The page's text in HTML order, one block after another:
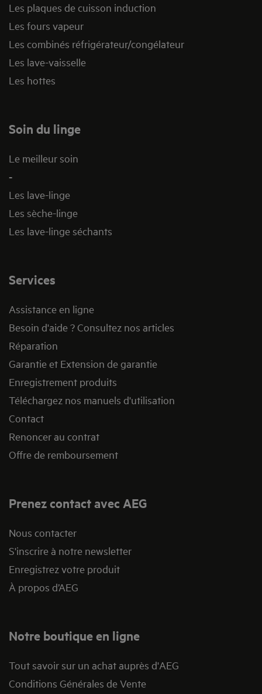
Les plaques de cuisson induction
Les fours vapeur
Les combinés réfrigérateur/congélateur
Les lave-vaisselle
Les hottes
Soin du linge
Le meilleur soin
-
Les lave-linge
Les sèche-linge
Les lave-linge séchants
Services
Assistance en ligne
Besoin d'aide ? Consultez nos articles
Réparation
Garantie et Extension de garantie
Enregistrement produits
Téléchargez nos manuels d'utilisation
Contact
Renoncer au contrat
Offre de remboursement
Prenez contact avec AEG
Nous contacter
S'inscrire à notre newsletter
Enregistrez votre produit
À propos d’AEG
Notre boutique en ligne
Tout savoir sur un achat auprès d'AEG
Conditions Générales de Vente